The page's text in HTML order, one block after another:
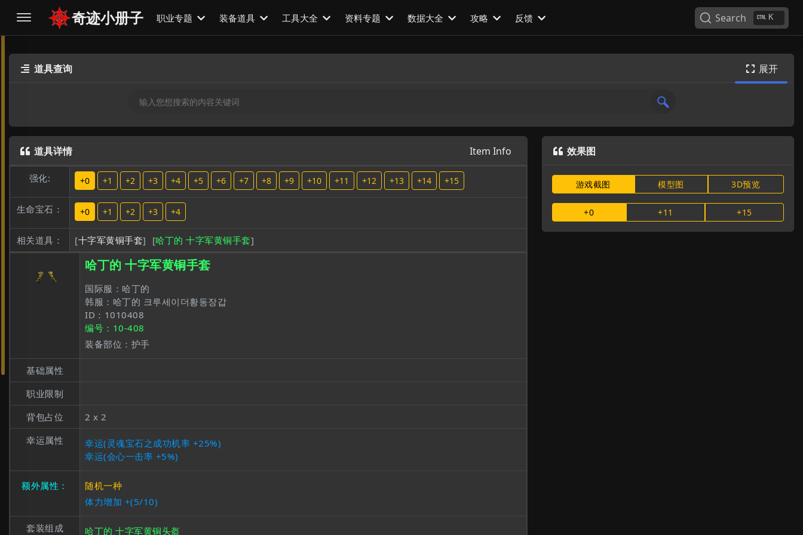
奇迹小册子 职业专题 装备道具 工具大全 资料专题 数据大全 攻略 反馈 Search K
 道具查询  展开
 道具详情 Item Info
强化: +0 +1 +2 +3 +4 +5 +6 +7 +8 +9 +10 +11 +12 +13 +14 +15
生命宝石： +0 +1 +2 +3 +4
相关道具： [十字军黄铜手套] [哈丁的 十字军黄铜手套]
哈丁的 十字军黄铜手套
国际服：哈丁的
韩服：哈丁的 크루세이더황동장갑
ID：1010408
编号：10-408
装备部位：护手
基础属性
职业限制
背包占位
2 x 2
幸运属性
幸运(灵魂宝石之成功机率 +25%)
幸运(会心一击率 +5%)
额外属性：
随机一种
体力增加 +(5/10)
套装组成
哈丁的 十字军黄铜头盔
 效果图
游戏截图 模型图 3D预览
+0 +11 +15